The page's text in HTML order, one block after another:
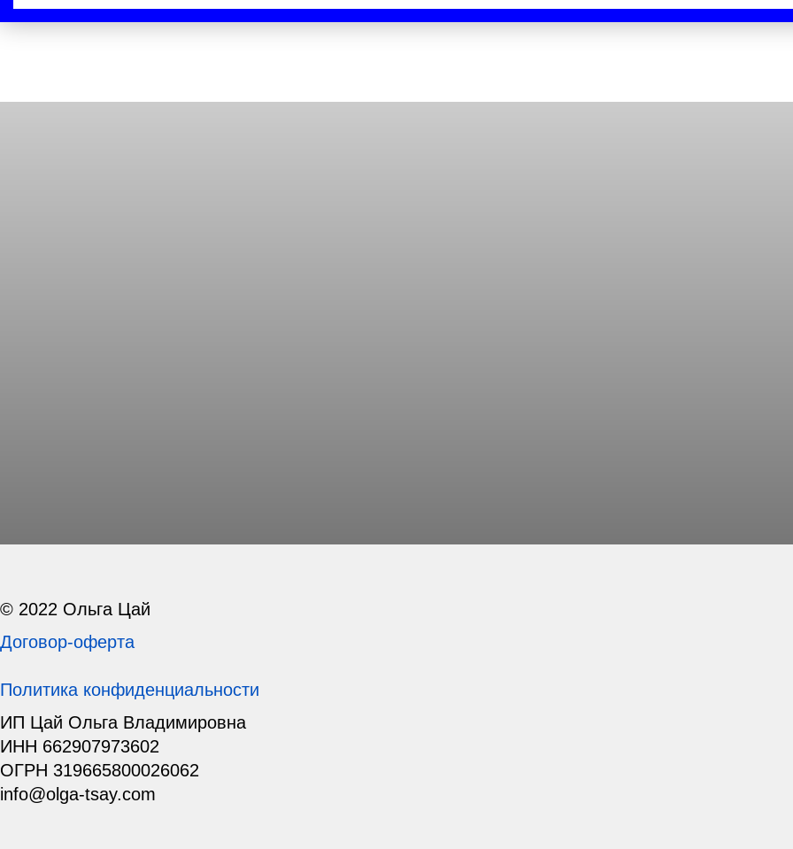
© 2022 Ольга Цай
Договор-оферта
Политика конфиденциальности
ИП Цай Ольга Владимировна
ИНН 662907973602
ОГРН 319665800026062
info@olga-tsay.com